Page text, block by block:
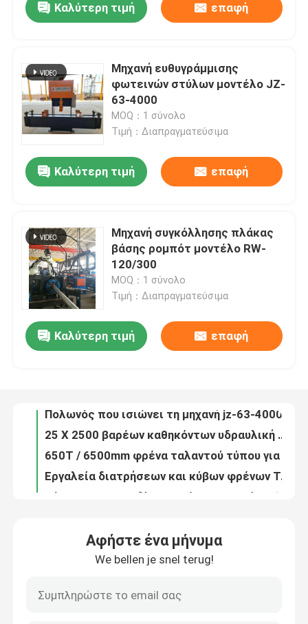
Αρχική
Προϊόντα
Σχετικά με εμάς
Ξενάγηση στο Εργοστάσιο
Επικοινωνήστε μαζί μας
Ειδήσεις
Καλύτερη τιμή επαφή
Μηχανή ευθυγράμμισης
φωτεινών στύλων μοντέλο JZ-
63-4000
MOQ：1 σύνολο
Τιμή：Διαπραγματεύσιμα
Καλύτερη τιμή επαφή
Μηχανή συγκόλλησης πλάκας
βάσης ρομπότ μοντέλο RW-
120/300
MOQ：1 σύνολο
Τιμή：Διαπραγματεύσιμα
Καλύτερη τιμή επαφή
Αξιόπιστη υδραυλική κουρεύοντας μηχανή απόδοσης για το κομμένο πιάτο 8 × 5000 χάλυβα
Εργαλεία διατρήσεων και κύβων φρένων Τύπου λαιμών χήνων/φόρμα για τη μηχανή πενσών
Κάμπτοντας σχεδίαση φρένων φορμών/Τύπου των εργαλείων κατασκευής προστατευτικών κιγκλιδωμάτων εθνικών οδών
20mm, υδραυλική κουρεύοντας μηχανή πιάτων χάλυβα 600mm με την αξονική αντλία δυτών
Αφήστε ένα μήνυμα
We bellen je snel terug!